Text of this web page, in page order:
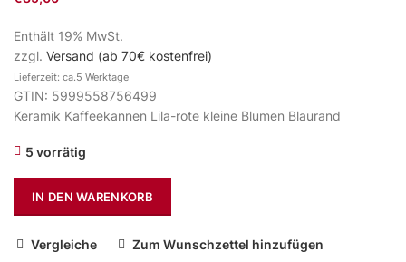
Enthält 19% MwSt.
zzgl. Versand (ab 70€ kostenfrei)
Lieferzeit: ca.5 Werktage
GTIN: 5999558756499
Keramik Kaffeekannen Lila-rote kleine Blumen Blaurand
5 vorrätig
IN DEN WARENKORB
Vergleiche Zum Wunschzettel hinzufügen